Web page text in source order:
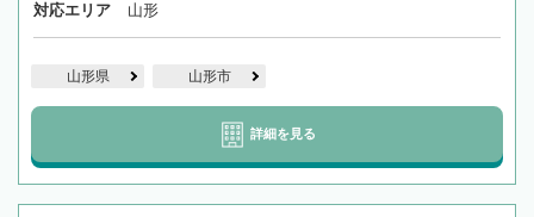
対応エリア 山形
山形県 山形市
詳細を見る